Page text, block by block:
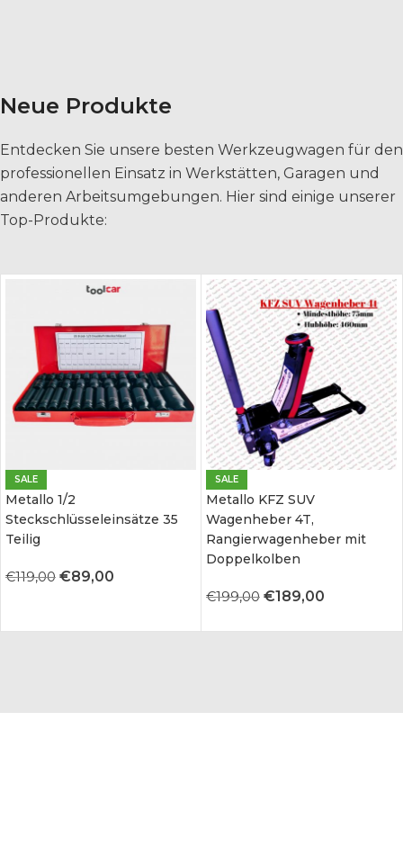
Neue Produkte
Entdecken Sie unsere besten Werkzeugwagen für den
professionellen Einsatz in Werkstätten, Garagen und
anderen Arbeitsumgebungen. Hier sind einige unserer
Top-Produkte:
SALE
Metallo 1/2
Steckschlüsseleinsätze 35
Teilig
€119,00 €89,00
SALE
Metallo KFZ SUV
Wagenheber 4T,
Rangierwagenheber mit
Doppelkolben
€199,00 €189,00